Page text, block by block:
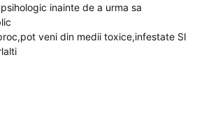
inainte de a urma sa
veni din medii toxice,infestate SI